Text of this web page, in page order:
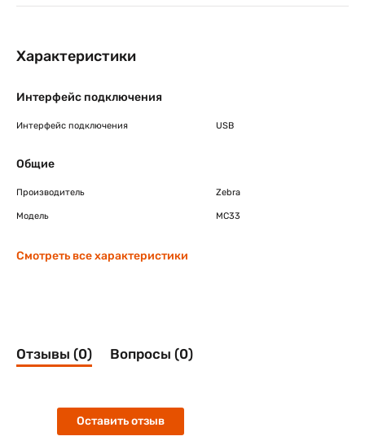
Характеристики
Интерфейс подключения
Интерфейс подключения USB
Общие
Производитель Zebra
Модель MC33
Смотреть все характеристики
Отзывы (0) Вопросы (0)
Оставить отзыв